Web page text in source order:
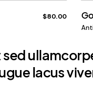
$80.00
lacus